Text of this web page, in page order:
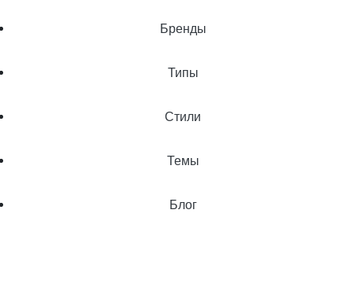
Бренды
Типы
Стили
Темы
Блог